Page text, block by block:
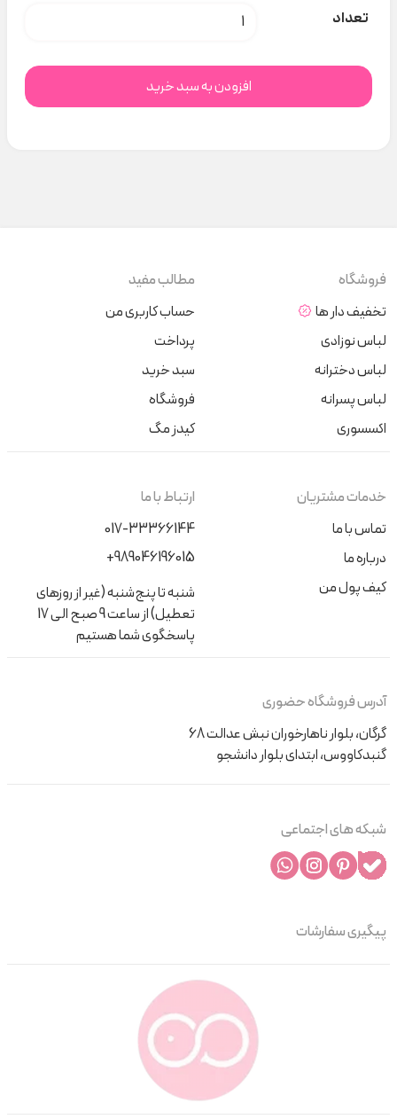
تعداد
افزودن به سبد خرید
فروشگاه
تخفیف دار ها
لباس نوزادی
لباس دخترانه
لباس پسرانه
اکسسوری
مطالب مفید
حساب کاربری من
پرداخت
سبد خرید
فروشگاه
کیدز مگ
خدمات مشتریان
تماس با ما
درباره ما
کیف پول من
ارتباط با ما
017-33366144
+989046196015
شنبه تا پنج‌شنبه (غیر از روزهای
تعطیل) از ساعت 9 صبح الی 17
پاسخگوی شما هستیم
آدرس فروشگاه حضوری
گرگان، بلوار ناهارخوران نبش عدالت 68
گنبدکاووس، ابتدای بلوار دانشجو
شبکه های اجتماعی
پیگیری سفارشات